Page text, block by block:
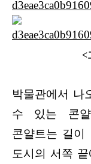
<
박물관에서 나
수 있는 콘얄
콘얄트는 길이
도시의 서쪽